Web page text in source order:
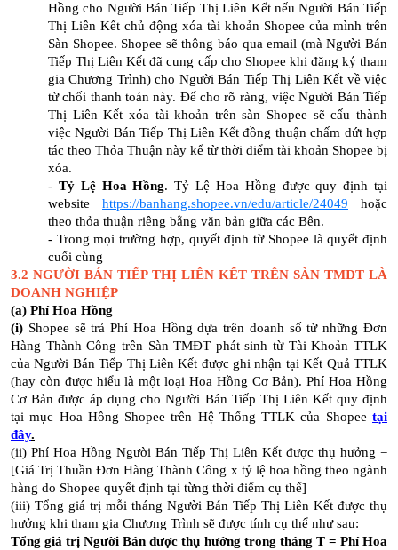
Hồng cho Người Bán Tiếp Thị Liên Kết nếu Người Bán Tiếp
Thị Liên Kết chủ động xóa tài khoản Shopee của mình trên
Sàn Shopee. Shopee sẽ thông báo qua email (mà Người Bán
Tiếp Thị Liên Kết đã cung cấp cho Shopee khi đăng ký tham
gia Chương Trình) cho Người Bán Tiếp Thị Liên Kết về việc
từ chối thanh toán này. Để cho rõ ràng, việc Người Bán Tiếp
Thị Liên Kết xóa tài khoản trên sàn Shopee sẽ cấu thành
việc Người Bán Tiếp Thị Liên Kết đồng thuận chấm dứt hợp
tác theo Thỏa Thuận này kể từ thời điểm tài khoản Shopee bị
xóa.
- Tỷ Lệ Hoa Hồng. Tỷ Lệ Hoa Hồng được quy định tại
website
https://banhang.shopee.vn/edu/article/24049 hoặc
theo thỏa thuận riêng bằng văn bản giữa các Bên.
- Trong mọi trường hợp, quyết định từ Shopee là quyết định
cuối cùng
3.2 NGƯỜI BÁN TIẾP THỊ LIÊN KẾT TRÊN SÀN TMĐT LÀ
DOANH NGHIỆP
(a) Phí Hoa Hồng
(i) Shopee sẽ trả Phí Hoa Hồng dựa trên doanh số từ những Đơn
Hàng Thành Công trên Sàn TMĐT phát sinh từ Tài Khoản TTLK
của Người Bán Tiếp Thị Liên Kết được ghi nhận tại Kết Quả TTLK
(hay còn được hiểu là một loại Hoa Hồng Cơ Bản). Phí Hoa Hồng
Cơ Bản được áp dụng cho Người Bán Tiếp Thị Liên Kết quy định
tại mục Hoa Hồng Shopee trên Hệ Thống TTLK của Shopee tại
đây.
(ii) Phí Hoa Hồng Người Bán Tiếp Thị Liên Kết được thụ hưởng =
[Giá Trị Thuần Đơn Hàng Thành Công x tỷ lệ hoa hồng theo ngành
hàng do Shopee quyết định tại từng thời điểm cụ thể]
(iii) Tổng giá trị mỗi tháng Người Bán Tiếp Thị Liên Kết được thụ
hưởng khi tham gia Chương Trình sẽ được tính cụ thể như sau:
Tổng giá trị Người Bán được thụ hưởng trong tháng T = Phí Hoa